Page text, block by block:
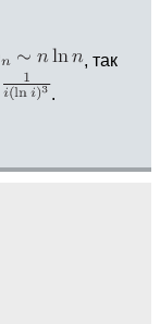
, так
.